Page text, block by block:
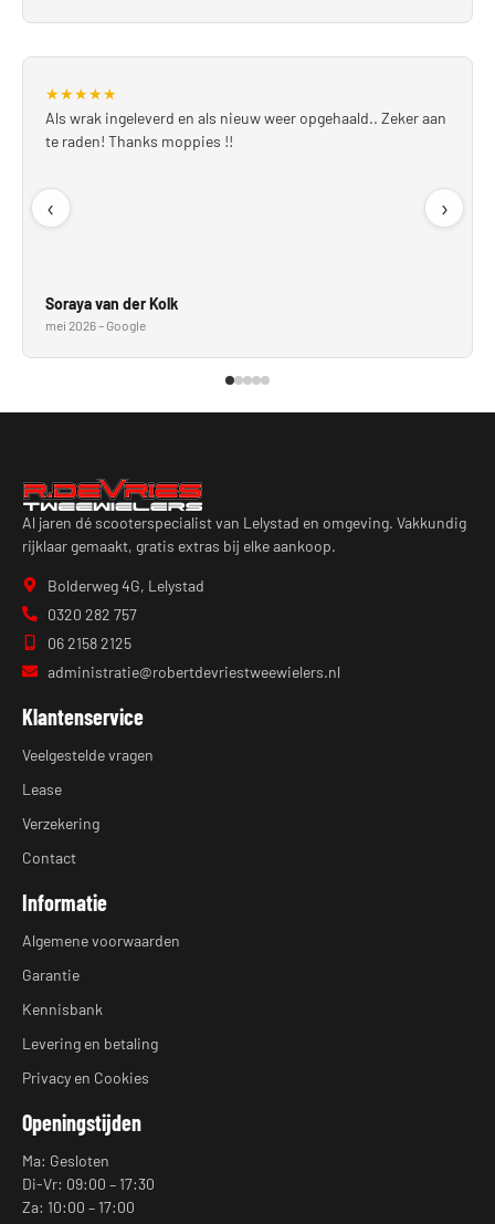
‹
★★★★★
Als wrak ingeleverd en als nieuw weer opgehaald.. Zeker aan
te raden! Thanks moppies !!
Soraya van der Kolk
mei 2026 – Google
›
Al jaren dé scooterspecialist van Lelystad en omgeving. Vakkundig
rijklaar gemaakt, gratis extras bij elke aankoop.
Bolderweg 4G, Lelystad
0320 282 757
06 2158 2125
administratie@robertdevriestweewielers.nl
Klantenservice
Veelgestelde vragen
Lease
Verzekering
Contact
Informatie
Algemene voorwaarden
Garantie
Kennisbank
Levering en betaling
Privacy en Cookies
Openingstijden
Ma: Gesloten
Di-Vr: 09:00 – 17:30
Za: 10:00 – 17:00